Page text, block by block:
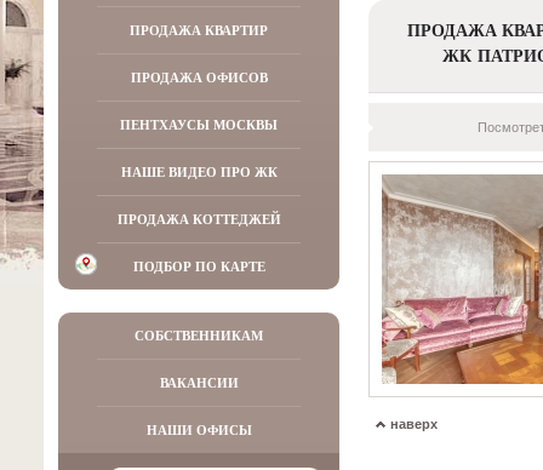
ПРОДАЖА КВАРТИР
ПРОДАЖА ОФИСОВ
ПЕНТХАУСЫ МОСКВЫ
НАШЕ ВИДЕО ПРО ЖК
ПРОДАЖА КОТТЕДЖЕЙ
ПОДБОР ПО КАРТЕ
СОБСТВЕННИКАМ
ВАКАНСИИ
НАШИ ОФИСЫ
ПРОДАЖА
ЖК
наверх